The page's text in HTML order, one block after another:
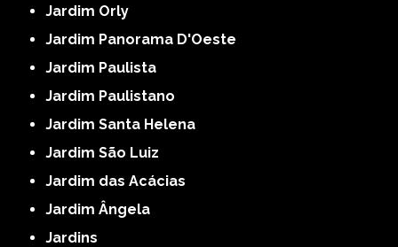
Jardim Orly
Jardim Panorama D'Oeste
Jardim Paulista
Jardim Paulistano
Jardim Santa Helena
Jardim São Luiz
Jardim das Acácias
Jardim Ângela
Jardins